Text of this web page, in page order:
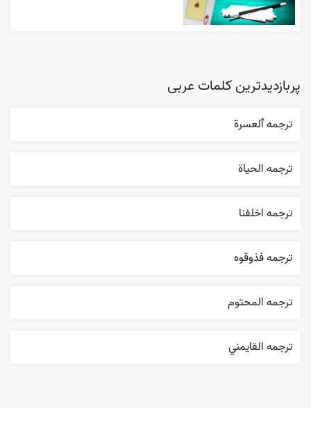
پربازدیدترین کلمات عربی
ترجمه ٱلعسرة
ترجمه الحیاة
ترجمه اخلفنا
ترجمه فذوقوه
ترجمه المحتوم
ترجمه القایمني